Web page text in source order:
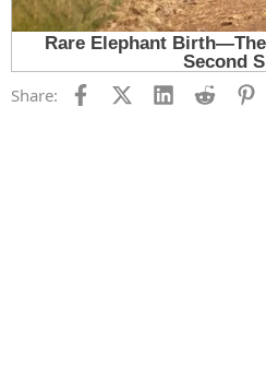
Share: FacebookX (Twitter)
LinkedInReddit